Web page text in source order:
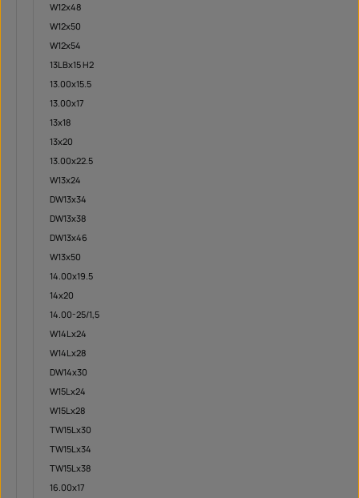
W12x48
W12x50
W12x54
13LBx15 H2
13.00x15.5
13.00x17
13x18
13x20
13.00x22.5
W13x24
DW13x34
DW13x38
DW13x46
W13x50
14.00x19.5
14x20
14.00-25/1,5
W14Lx24
W14Lx28
DW14x30
W15Lx24
W15Lx28
TW15Lx30
TW15Lx34
TW15Lx38
16.00x17